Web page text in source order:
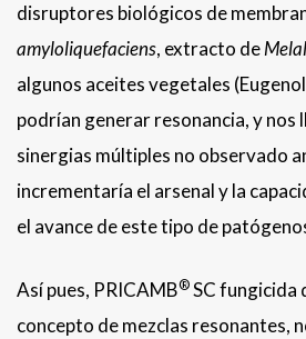
disruptores biológicos de
amyloliquefaciens, extracto de
algunos aceites vegetales
podrían generar resonancia, y nos
sinergias múltiples no observado
incrementaría el arsenal y la
el avance de este tipo de
Así pues, PRICAMB®SC fungicida
concepto de mezclas resonantes,